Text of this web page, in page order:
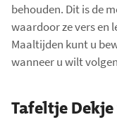
behouden. Dit is de
waardoor ze vers en
Maaltijden kunt u
wanneer u wilt
Tafeltje